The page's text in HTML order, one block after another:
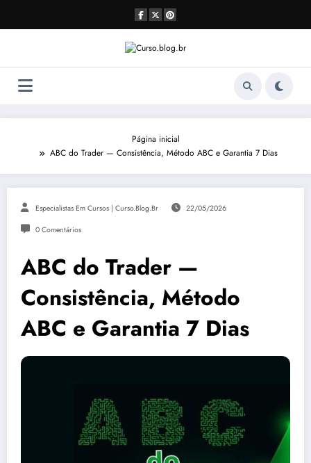
o
Página inicial
ABC do Trader — Consistência, Método ABC e Garantia 7 Dias
Especialistas Em Cursos | Curso.blog.br 22/05/2026
0 Comentários
ABC do Trader —
Consistência, Método
ABC e Garantia 7 Dias